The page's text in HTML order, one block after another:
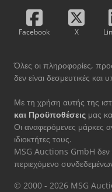
Facebook X
Όλες οι πληροφορίες,
δεν είναι δεσμευτικές και
Με τη χρήση αυτής της
και Προϋποθέσεις μας
Οι αναφερόμενες μάρκες
ιδιοκτήτες τους.
MSG Auctions GmbH δεν
περιεχόμενο
© 2000 - 2026 MSG